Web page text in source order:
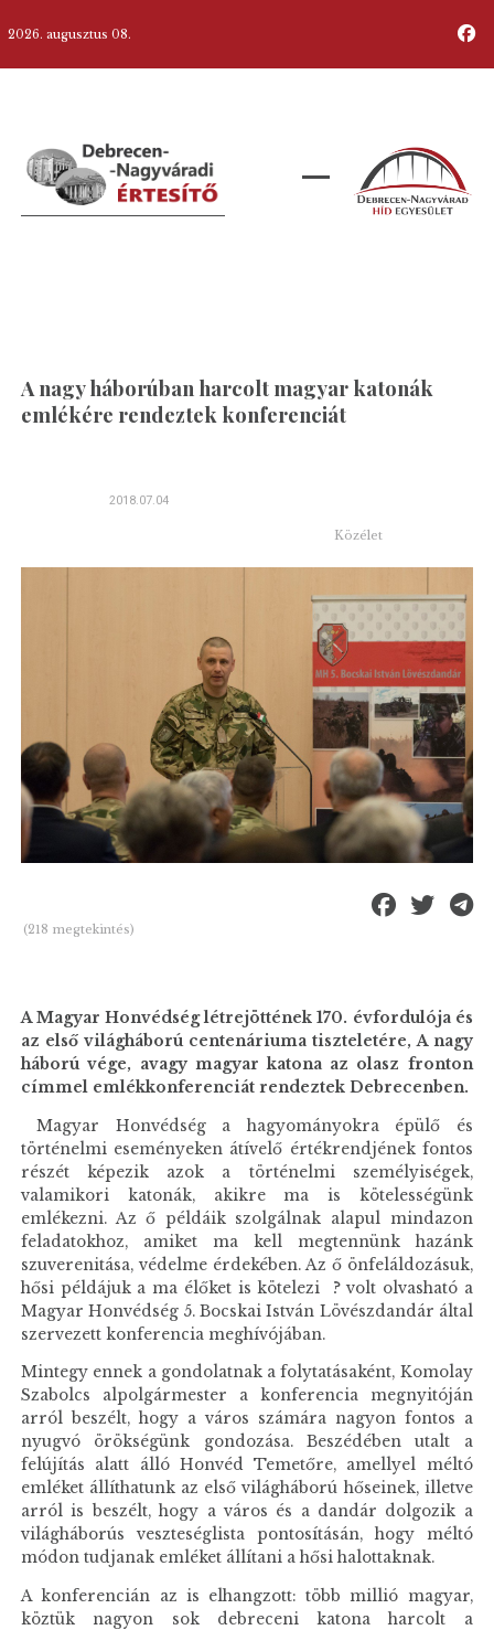
2026. augusztus 08.
A nagy háborúban harcolt magyar katonák
emlékére rendeztek konferenciát
2018.07.04
Közélet
(218 megtekintés)
A Magyar Honvédség létrejöttének 170. évfordulója és
az első világháború centenáriuma tiszteletére, A nagy
háború vége, avagy magyar katona az olasz fronton
címmel emlékkonferenciát rendeztek Debrecenben.
Magyar Honvédség a hagyományokra épülő és
történelmi eseményeken átívelő értékrendjének fontos
részét képezik azok a történelmi személyiségek,
valamikori katonák, akikre ma is kötelességünk
emlékezni. Az ő példáik szolgálnak alapul mindazon
feladatokhoz, amiket ma kell megtennünk hazánk
szuverenitása, védelme érdekében. Az ő önfeláldozásuk,
hősi példájuk a ma élőket is kötelezi ? volt olvasható a
Magyar Honvédség 5. Bocskai István Lövészdandár által
szervezett konferencia meghívójában.
Mintegy ennek a gondolatnak a folytatásaként, Komolay
Szabolcs alpolgármester a konferencia megnyitóján
arról beszélt, hogy a város számára nagyon fontos a
nyugvó örökségünk gondozása. Beszédében utalt a
felújítás alatt álló Honvéd Temetőre, amellyel méltó
emléket állíthatunk az első világháború hőseinek, illetve
arról is beszélt, hogy a város és a dandár dolgozik a
világháborús veszteséglista pontosításán, hogy méltó
módon tudjanak emléket állítani a hősi halottaknak.
A konferencián az is elhangzott: több millió magyar,
köztük nagyon sok debreceni katona harcolt a